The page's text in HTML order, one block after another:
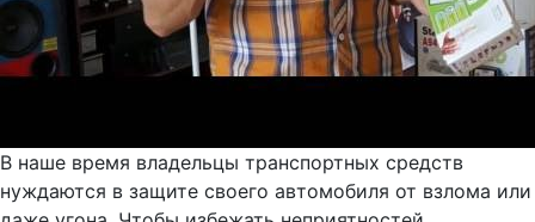
В наше время владельцы транспортных средств
нуждаются в защите своего автомобиля от взлома или